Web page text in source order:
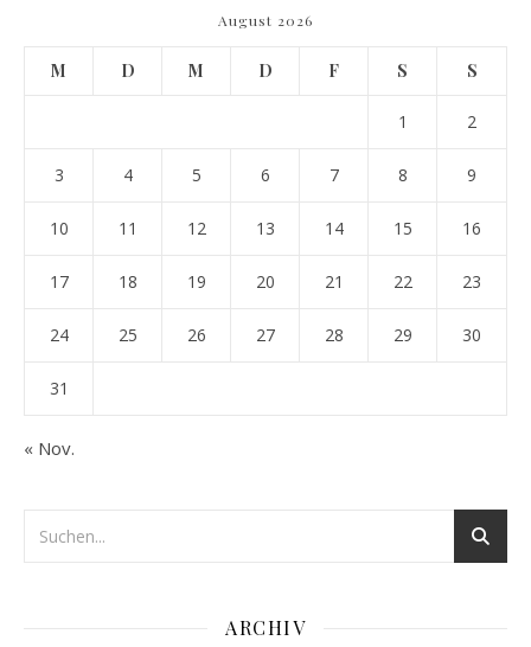
August 2026
M D M D F S S
1 2
3 4 5 6 7 8 9
10 11 12 13 14 15 16
17 18 19 20 21 22 23
24 25 26 27 28 29 30
31
« Nov.
ARCHIV